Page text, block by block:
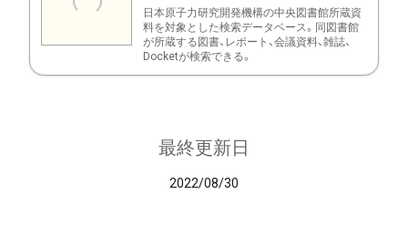
日本原子力研究開発機構の中央図書館所蔵資
料を対象とした検索データベース。同図書館
が所蔵する図書、レポート、会議資料、雑誌、
Docketが検索できる。
最終更新日
2022/08/30